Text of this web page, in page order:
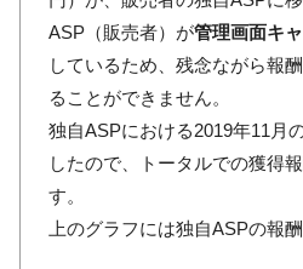
ASP（販売者）が管理画面キ
しているため、残念ながら報
ることができません。
独自ASPにおける2019年11月
したので、トータルでの獲得
す。
上のグラフには独自ASPの報